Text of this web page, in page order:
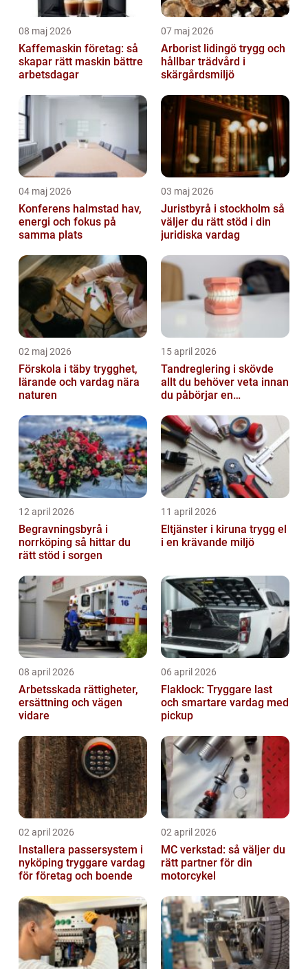
08 maj 2026
Kaffemaskin företag: så
skapar rätt maskin bättre
arbetsdagar
07 maj 2026
Arborist lidingö trygg och
hållbar trädvård i
skärgårdsmiljö
04 maj 2026
Konferens halmstad hav,
energi och fokus på
samma plats
03 maj 2026
Juristbyrå i stockholm så
väljer du rätt stöd i din
juridiska vardag
02 maj 2026
Förskola i täby trygghet,
lärande och vardag nära
naturen
15 april 2026
Tandreglering i skövde
allt du behöver veta innan
du påbörjar en
12 april 2026
Begravningsbyrå i
norrköping så hittar du
rätt stöd i sorgen
11 april 2026
Eltjänster i kiruna trygg el
i en krävande miljö
08 april 2026
Arbetsskada rättigheter,
ersättning och vägen
vidare
06 april 2026
Flaklock: Tryggare last
och smartare vardag med
pickup
02 april 2026
Installera passersystem i
nyköping tryggare vardag
för företag och boende
02 april 2026
MC verkstad: så väljer du
rätt partner för din
motorcykel